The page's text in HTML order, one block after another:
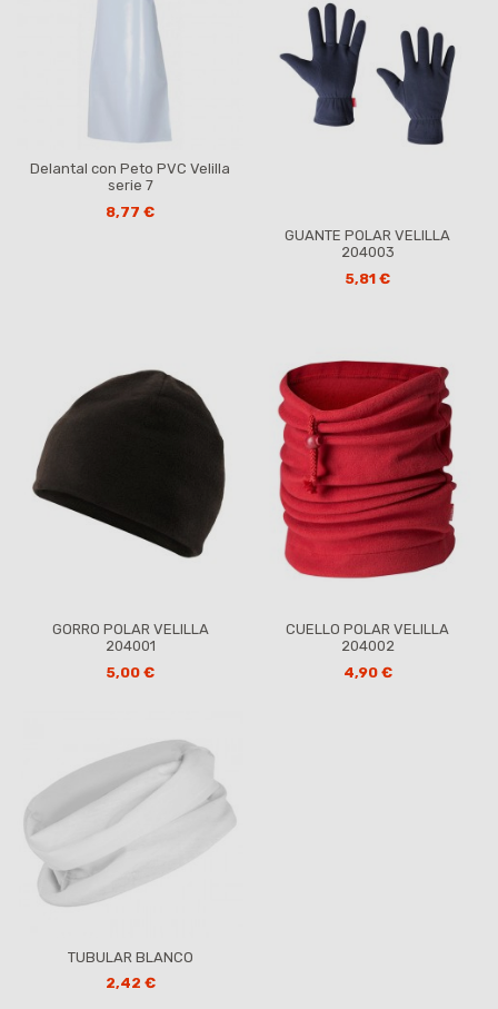
Delantal con Peto PVC Velilla
serie 7
8,77 €
GUANTE POLAR VELILLA
204003
5,81 €
GORRO POLAR VELILLA
204001
5,00 €
CUELLO POLAR VELILLA
204002
4,90 €
TUBULAR BLANCO
2,42 €